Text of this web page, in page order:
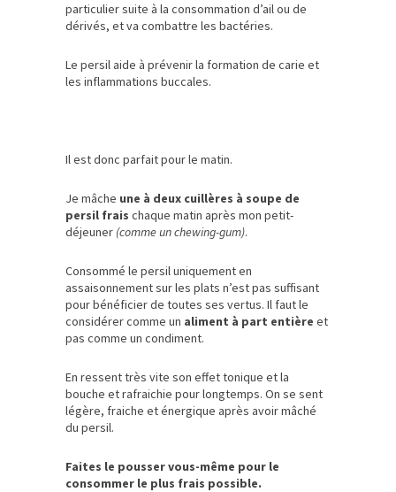
particulier suite à la consommation d’ail ou de
dérivés, et va combattre les bactéries.
Le persil aide à prévenir la formation de carie et
les inflammations buccales.
Il est donc parfait pour le matin.
Je mâche une à deux cuillères à soupe de
persil frais chaque matin après mon petit-
déjeuner (comme un chewing-gum).
Consommé le persil uniquement en
assaisonnement sur les plats n’est pas suffisant
pour bénéficier de toutes ses vertus. Il faut le
considérer comme un aliment à part entière et
pas comme un condiment.
En ressent très vite son effet tonique et la
bouche et rafraichie pour longtemps. On se sent
légère, fraiche et énergique après avoir mâché
du persil.
Faites le pousser vous-même pour le
consommer le plus frais possible.